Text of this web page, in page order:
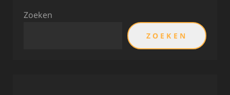
Zoeken
ZOEKEN